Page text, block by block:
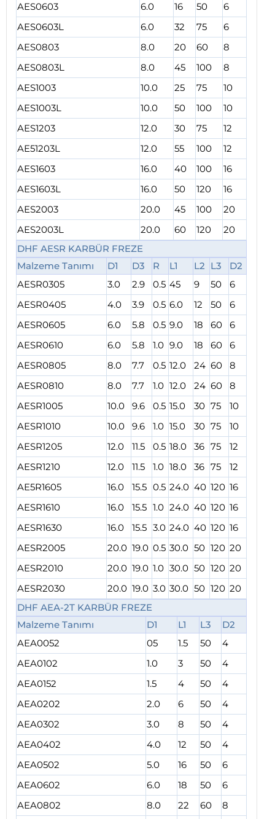
AES0603
6.0 16 50
6
AES0603L
6.0 32 75
6
AES0803
8.0 20 60
8
AES0803L
8.0 45 100
8
AES1003
10.0 25 75
10
AES1003L
10.0 50 100
10
AES1203
12.0 30 75
12
AE51203L
12.0 55 100
12
AES1603
16.0 40 100
16
AES1603L
16.0 50 120
16
AES2003
20.0 45 100
20
AES2003L
20.0 60 120
20
DHF AESR KARBÜR FREZE
Malzeme Tanımı
D1 D3 R L1 L2 L3
D2
AESR0305
3.0 2.9 0.5 45 9 50
6
AESR0405
4.0 3.9 0.5 6.0 12 50
6
AESR0605
6.0 5.8 0.5 9.0 18 60
6
AESR0610
6.0 5.8 1.0 9.0 18 60
6
AESR0805
8.0 7.7 0.5 12.0 24 60
8
AESR0810
8.0 7.7 1.0 12.0 24 60
8
AESR1005
10.0 9.6 0.5 15.0 30 75
10
AESR1010
10.0 9.6 1.0 15.0 30 75
10
AESR1205
12.0 11.5 0.5 18.0 36 75
12
AESR1210
12.0 11.5 1.0 18.0 36 75
12
AE5R1605
16.0 15.5 0.5 24.0 40 120 16
AESR1610
16.0 15.5 1.0 24.0 40 120 16
AESR1630
16.0 15.5 3.0 24.0 40 120 16
AESR2005
20.0 19.0 0.5 30.0 50 120 20
AESR2010
20.0 19.0 1.0 30.0 50 120 20
AESR2030
20.0 19.0 3.0 30.0 50 120 20
DHF AEA-2T KARBÜR FREZE
Malzeme Tanımı
D1 L1 L3
D2
AEA0052
05 1.5 50
4
AEA0102
1.0 3 50
4
AEA0152
1.5 4 50
4
AEA0202
2.0 6 50
4
AEA0302
3.0 8 50
4
AEA0402
4.0 12 50
4
AEA0502
5.0 16 50
6
AEA0602
6.0 18 50
6
AEA0802
8.0 22 60 8